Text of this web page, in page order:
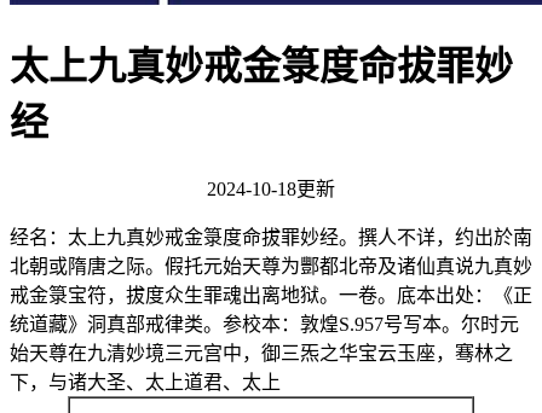
太上九真妙戒金箓度命拔罪妙
经
2024-10-18更新
经名：太上九真妙戒金箓度命拔罪妙经。撰人不详，约出於南
北朝或隋唐之际。假托元始天尊为酆都北帝及诸仙真说九真妙
戒金箓宝符，拔度众生罪魂出离地狱。一卷。底本出处：《正
统道藏》洞真部戒律类。参校本：敦煌S.957号写本。尔时元
始天尊在九清妙境三元宫中，御三炁之华宝云玉座，骞林之
下，与诸大圣、太上道君、太上